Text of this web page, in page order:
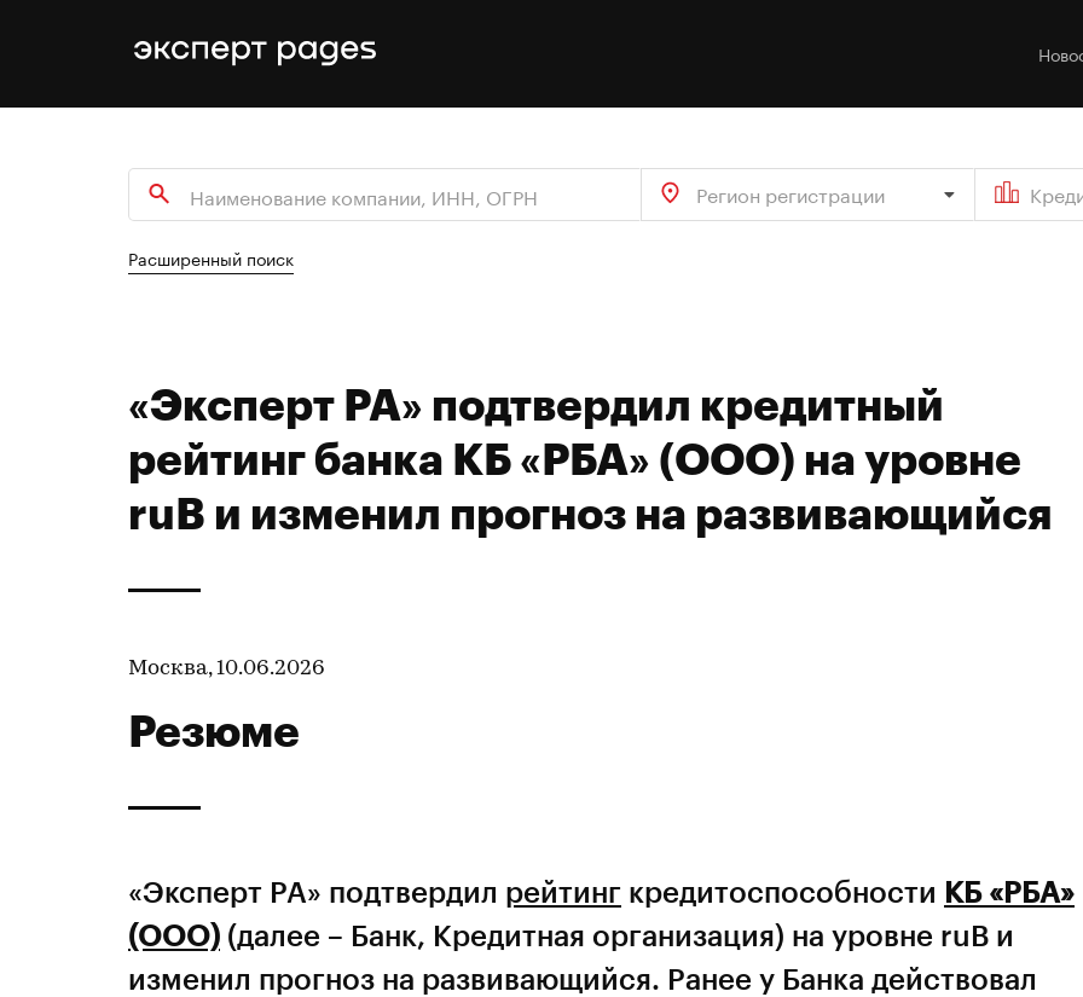
Регион регистрации
Расширенный поиск
«Эксперт РА» подтвердил кредитный
рейтинг банка КБ «РБА» (ООО) на уровне
ruB и изменил прогноз на развивающийся
Москва, 10.06.2026
Резюме
«Эксперт РА» подтвердил рейтинг кредитоспособности КБ «РБА»
(ООО) (далее – Банк, Кредитная организация) на уровне ruВ и
изменил прогноз на развивающийся. Ранее у Банка действовал